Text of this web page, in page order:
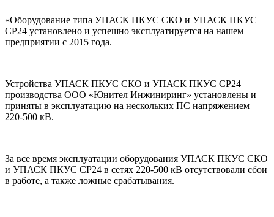
«Оборудование типа УПАСК ПКУС СКО и УПАСК ПКУС
СР24 установлено и успешно эксплуатируется на нашем
предприятии с 2015 года.
Устройства УПАСК ПКУС СКО и УПАСК ПКУС СР24
производства ООО «Юнител Инжиниринг» установлены и
приняты в эксплуатацию на нескольких ПС напряжением
220-500 кВ.
За все время эксплуатации оборудования УПАСК ПКУС СКО
и УПАСК ПКУС СР24 в сетях 220-500 кВ отсутствовали сбои
в работе, а также ложные срабатывания.